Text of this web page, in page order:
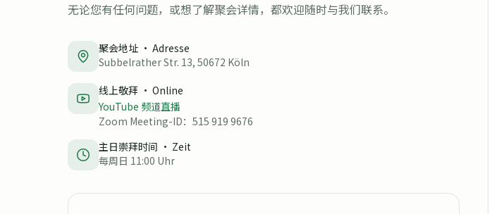
无论您有任何问题，或想了解聚会详情，都欢迎随时与我们联系。
聚会地址 · Adresse
Subbelrather Str. 13, 50672 Köln
线上敬拜 · Online
YouTube 频道直播
Zoom Meeting-ID：515 919 9676
主日崇拜时间 · Zeit
每周日 11:00 Uhr